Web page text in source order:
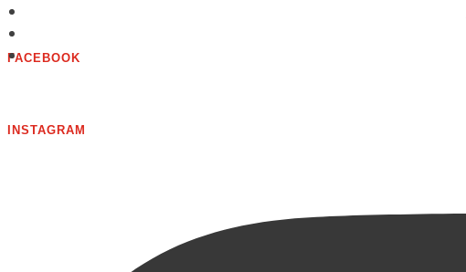
FACEBOOK
INSTAGRAM